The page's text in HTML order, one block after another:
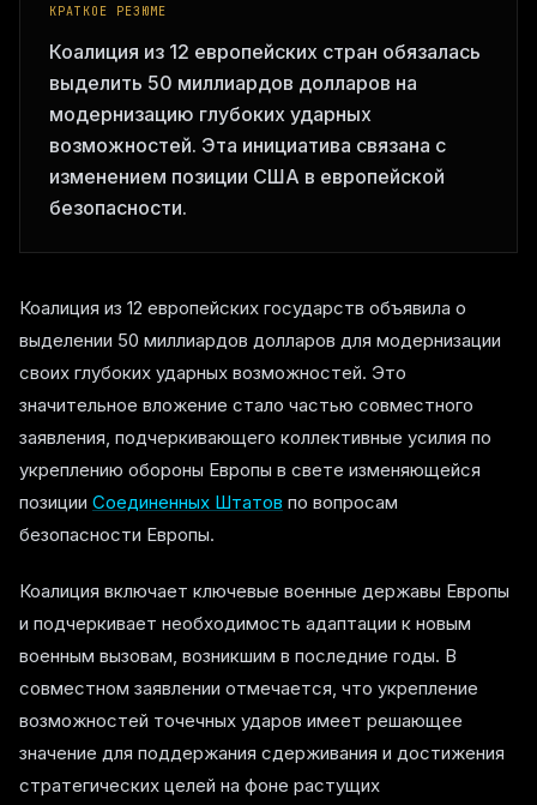
КРАТКОЕ РЕЗЮМЕ
Коалиция из 12 европейских стран обязалась
выделить 50 миллиардов долларов на
модернизацию глубоких ударных
возможностей. Эта инициатива связана с
изменением позиции США в европейской
безопасности.
Коалиция из 12 европейских государств объявила о
выделении 50 миллиардов долларов для модернизации
своих глубоких ударных возможностей. Это
значительное вложение стало частью совместного
заявления, подчеркивающего коллективные усилия по
укреплению обороны Европы в свете изменяющейся
позиции Соединенных Штатов по вопросам
безопасности Европы.
Коалиция включает ключевые военные державы Европы
и подчеркивает необходимость адаптации к новым
военным вызовам, возникшим в последние годы. В
совместном заявлении отмечается, что укрепление
возможностей точечных ударов имеет решающее
значение для поддержания сдерживания и достижения
стратегических целей на фоне растущих